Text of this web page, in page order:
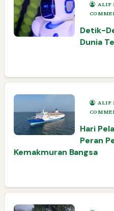
ALIF
Detik-
Dunia
ALIF
Hari
Peran
Kemakmuran Bangsa